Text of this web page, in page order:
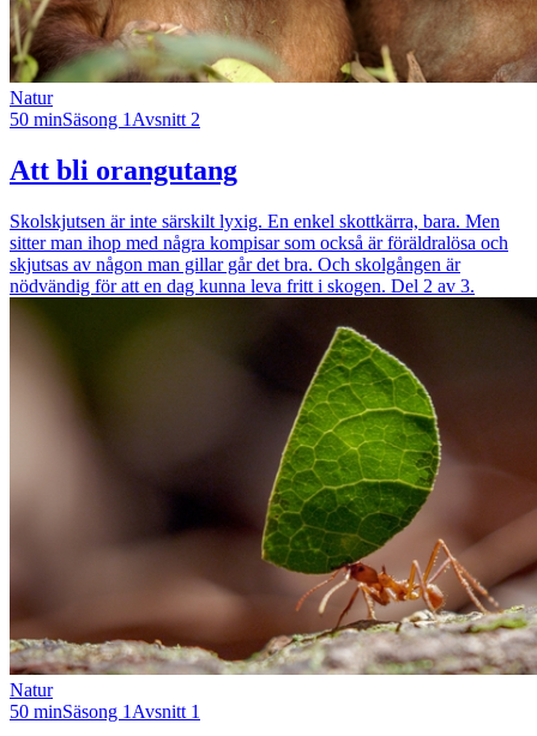
Natur
50 minSäsong 1 Avsnitt 2
Att bli orangutang
Skolskjutsen är inte särskilt lyxig. En enkel skottkärra, bara. Men
sitter man ihop med några kompisar som också är föräldralösa och
skjutsas av någon man gillar går det bra. Och skolgången är
nödvändig för att en dag kunna leva fritt i skogen. Del 2 av 3.
Natur
50 minSäsong 1 Avsnitt 1